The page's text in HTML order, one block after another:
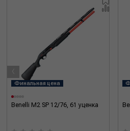
Финальная цена
Benelli M2 SP 12/76, 61 уценка
‹